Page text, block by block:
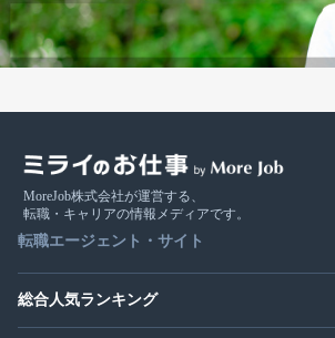
MoreJob株式会社が運営する、
転職・キャリアの情報メディアです。
転職エージェント・サイト
総合人気ランキング